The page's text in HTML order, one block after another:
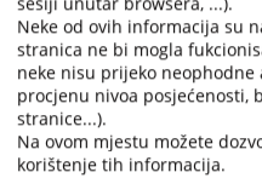
Вијест доступна још на:
9
Neke od ovih informacija su
stranica ne bi mogla
neke nisu prijeko
procjenu nivoa posjećenosti,
stranice...).
Na ovom mjestu možete
korištenje tih informacija.